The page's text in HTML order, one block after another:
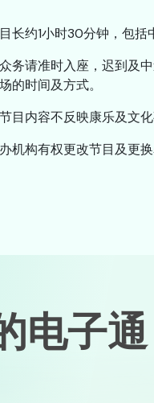
长约1小时30分钟，包括
务请准时入座，迟到及
的时间及方式。
目内容不反映康乐及文化
机构有权更改节目及更换
电子通